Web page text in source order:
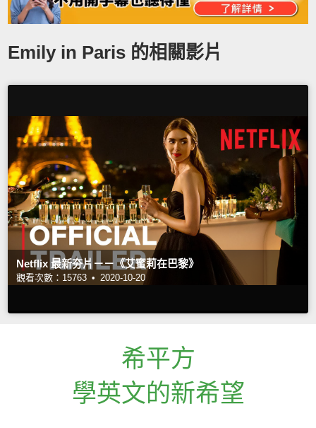
Emily in Paris 的相關影片
Netflix 最新夯片－－《艾蜜莉在巴黎》
觀看次數：15763 • 2020-10-20
希平方
學英文的新希望